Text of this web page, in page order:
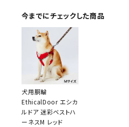
今までにチェックした商品
犬用胴輪
EthicalDoor エシカ
ルドア 迷彩ベストハ
ーネスM レッド